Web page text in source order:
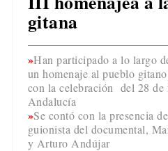
gitana
Han participado a lo largo
un homenaje al pueblo
con la celebración del 28 de
Andalucía
Se contó con la presencia
guionista del documental,
y Arturo Andújar